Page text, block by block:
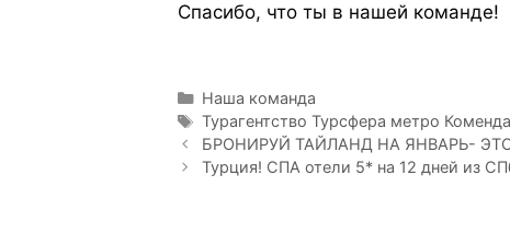
Спасибо, что ты в нашей команде!
Наша команда
Турагентство Турсфера метро
БРОНИРУЙ ТАЙЛАНД НА ЯНВАРЬ-
Турция! СПА отели 5* на 12 дней из